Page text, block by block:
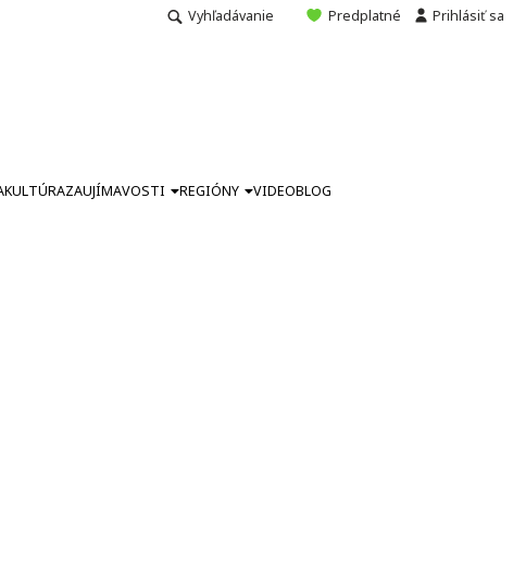
Vyhľadávanie Predplatné Prihlásiť sa
KULTÚRAZAUJÍMAVOSTI REGIÓNY VIDEOBLOG